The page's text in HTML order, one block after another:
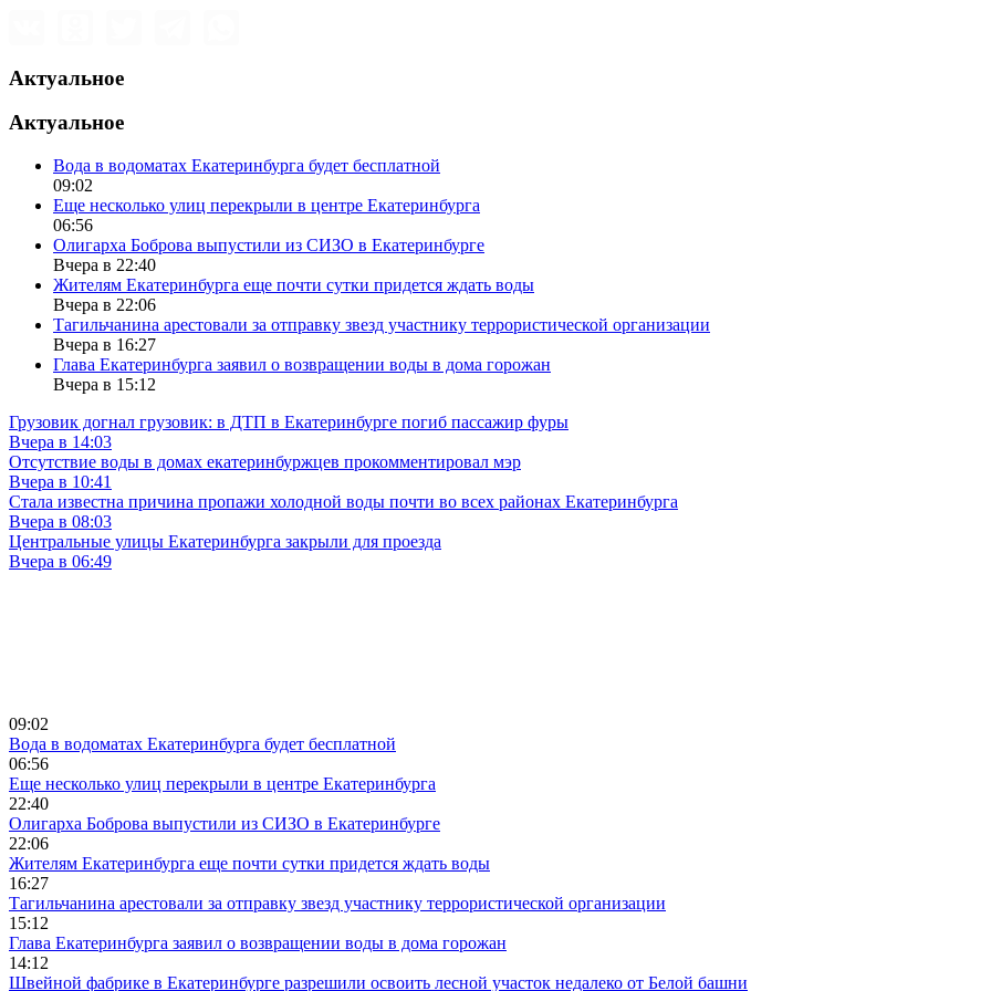
Актуальное
Актуальное
Вода в водоматах Екатеринбурга будет бесплатной
09:02
Еще несколько улиц перекрыли в центре Екатеринбурга
06:56
Олигарха Боброва выпустили из СИЗО в Екатеринбурге
Вчера в 22:40
Жителям Екатеринбурга еще почти сутки придется ждать воды
Вчера в 22:06
Тагильчанина арестовали за отправку звезд участнику террористической организации
Вчера в 16:27
Глава Екатеринбурга заявил о возвращении воды в дома горожан
Вчера в 15:12
Грузовик догнал грузовик: в ДТП в Екатеринбурге погиб пассажир фуры
Вчера в 14:03
Отсутствие воды в домах екатеринбуржцев прокомментировал мэр
Вчера в 10:41
Стала известна причина пропажи холодной воды почти во всех районах Екатеринбурга
Вчера в 08:03
Центральные улицы Екатеринбурга закрыли для проезда
Вчера в 06:49
09:02
Вода в водоматах Екатеринбурга будет бесплатной
06:56
Еще несколько улиц перекрыли в центре Екатеринбурга
22:40
Олигарха Боброва выпустили из СИЗО в Екатеринбурге
22:06
Жителям Екатеринбурга еще почти сутки придется ждать воды
16:27
Тагильчанина арестовали за отправку звезд участнику террористической организации
15:12
Глава Екатеринбурга заявил о возвращении воды в дома горожан
14:12
Швейной фабрике в Екатеринбурге разрешили освоить лесной участок недалеко от Белой башни